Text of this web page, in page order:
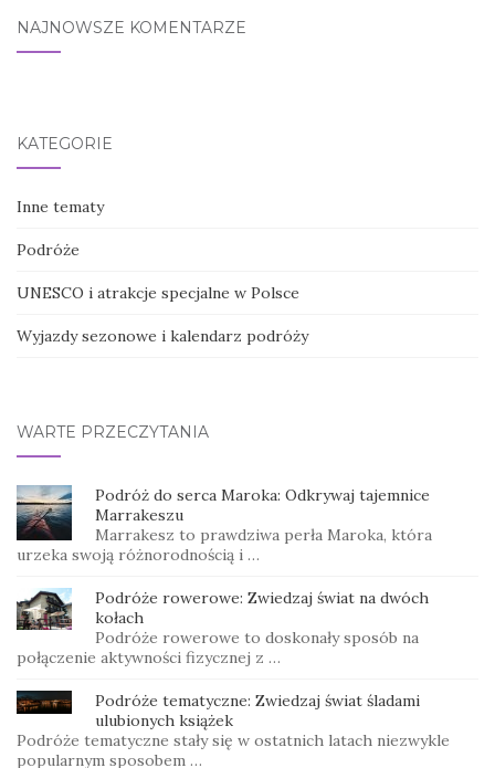
NAJNOWSZE KOMENTARZE
KATEGORIE
Inne tematy
Podróże
UNESCO i atrakcje specjalne w Polsce
Wyjazdy sezonowe i kalendarz podróży
WARTE PRZECZYTANIA
Podróż do serca Maroka: Odkrywaj tajemnice
Marrakeszu
Marrakesz to prawdziwa perła Maroka, która
urzeka swoją różnorodnością i …
Podróże rowerowe: Zwiedzaj świat na dwóch
kołach
Podróże rowerowe to doskonały sposób na
połączenie aktywności fizycznej z …
Podróże tematyczne: Zwiedzaj świat śladami
ulubionych książek
Podróże tematyczne stały się w ostatnich latach niezwykle
popularnym sposobem …